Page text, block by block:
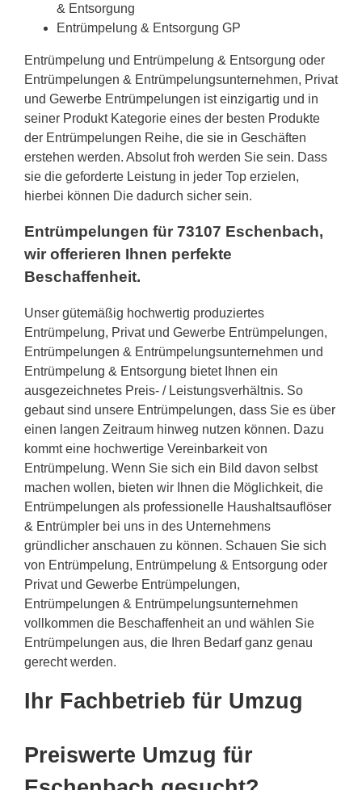
& Entsorgung
Entrümpelung & Entsorgung GP
Entrümpelung und Entrümpelung & Entsorgung oder
Entrümpelungen & Entrümpelungsunternehmen, Privat
und Gewerbe Entrümpelungen ist einzigartig und in
seiner Produkt Kategorie eines der besten Produkte
der Entrümpelungen Reihe, die sie in Geschäften
erstehen werden. Absolut froh werden Sie sein. Dass
sie die geforderte Leistung in jeder Top erzielen,
hierbei können Die dadurch sicher sein.
Entrümpelungen für 73107 Eschenbach,
wir offerieren Ihnen perfekte
Beschaffenheit.
Unser gütemäßig hochwertig produziertes
Entrümpelung, Privat und Gewerbe Entrümpelungen,
Entrümpelungen & Entrümpelungsunternehmen und
Entrümpelung & Entsorgung bietet Ihnen ein
ausgezeichnetes Preis- / Leistungsverhältnis. So
gebaut sind unsere Entrümpelungen, dass Sie es über
einen langen Zeitraum hinweg nutzen können. Dazu
kommt eine hochwertige Vereinbarkeit von
Entrümpelung. Wenn Sie sich ein Bild davon selbst
machen wollen, bieten wir Ihnen die Möglichkeit, die
Entrümpelungen als professionelle Haushaltsauflöser
& Entrümpler bei uns in des Unternehmens
gründlicher anschauen zu können. Schauen Sie sich
von Entrümpelung, Entrümpelung & Entsorgung oder
Privat und Gewerbe Entrümpelungen,
Entrümpelungen & Entrümpelungsunternehmen
vollkommen die Beschaffenheit an und wählen Sie
Entrümpelungen aus, die Ihren Bedarf ganz genau
gerecht werden.
Ihr Fachbetrieb für Umzug
Preiswerte Umzug für